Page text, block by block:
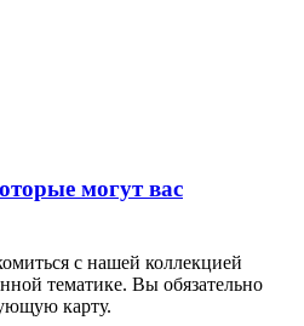
могут вас
с нашей коллекцией
тематике. Вы обязательно
карту.